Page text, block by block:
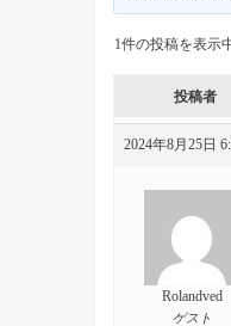
1件の投稿を表示
投稿者
2024年8月25日
Rolandved
ゲスト